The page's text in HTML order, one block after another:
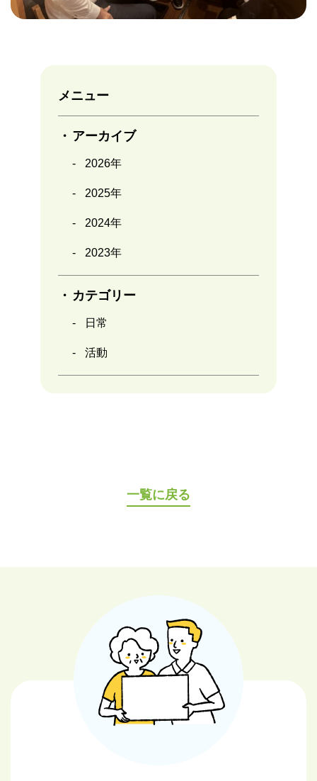
メニュー
アーカイブ
2026年
2025年
2024年
2023年
カテゴリー
日常
活動
一覧に戻る